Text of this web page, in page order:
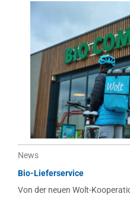
News
Bio-Lieferservice
Von der neuen Wolt-